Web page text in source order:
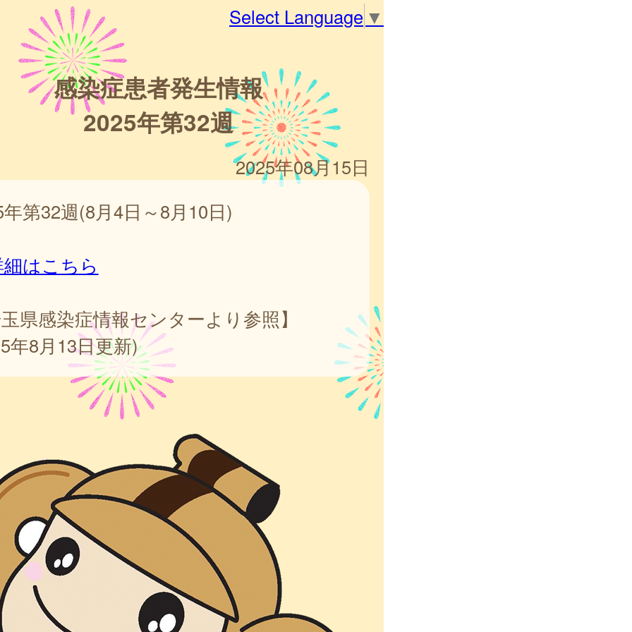
Select Language ▼
感染症患者発生情報
2025年第32週
2025年08月15日
第32週(8月4日～8月10日)
はこちら
県感染症情報センターより参照】
年8月13日更新)